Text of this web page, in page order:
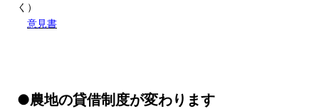
く）
意見書
●農地の貸借制度が変わります